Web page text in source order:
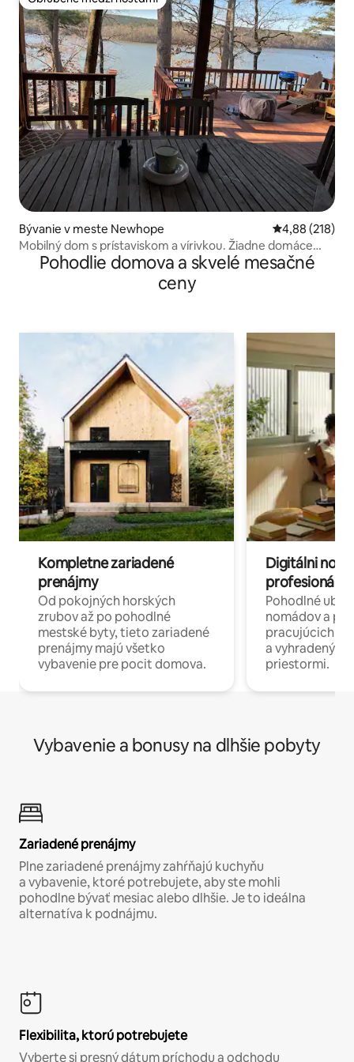
Obľúbené medzi hosťami
Bývanie v meste Newhope Priemerné
4,88 (218)
Mobilný dom s prístaviskom a vírivkou. Žiadne domáce
zvieratá.
Pohodlie domova a skvelé mesačné
ceny
Kompletne zariadené
prenájmy
Od pokojných horských
zrubov až po pohodlné
mestské byty, tieto zariadené
prenájmy majú všetko
vybavenie pre pocit domova.
Digitálni
profesionáli
Pohodlné
nomádov a
pracujúcich
a
priestormi.
Vybavenie a bonusy na dlhšie pobyty
Zariadené prenájmy
Plne zariadené prenájmy zahŕňajú kuchyňu
a vybavenie, ktoré potrebujete, aby ste mohli
pohodlne bývať mesiac alebo dlhšie. Je to ideálna
alternatíva k podnájmu.
Flexibilita, ktorú potrebujete
Vyberte si presný dátum príchodu a odchodu